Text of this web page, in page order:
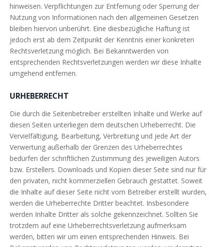
hinweisen. Verpflichtungen zur Entfernung oder Sperrung der
Nutzung von Informationen nach den allgemeinen Gesetzen
bleiben hiervon unberührt. Eine diesbezügliche Haftung ist
jedoch erst ab dem Zeitpunkt der Kenntnis einer konkreten
Rechtsverletzung möglich. Bei Bekanntwerden von
entsprechenden Rechtsverletzungen werden wir diese Inhalte
umgehend entfernen.
URHEBERRECHT
Die durch die Seitenbetreiber erstellten Inhalte und Werke auf
diesen Seiten unterliegen dem deutschen Urheberrecht. Die
Vervielfältigung, Bearbeitung, Verbreitung und jede Art der
Verwertung außerhalb der Grenzen des Urheberrechtes
bedürfen der schriftlichen Zustimmung des jeweiligen Autors
bzw. Erstellers. Downloads und Kopien dieser Seite sind nur für
den privaten, nicht kommerziellen Gebrauch gestattet. Soweit
die Inhalte auf dieser Seite nicht vom Betreiber erstellt wurden,
werden die Urheberrechte Dritter beachtet. Insbesondere
werden Inhalte Dritter als solche gekennzeichnet. Sollten Sie
trotzdem auf eine Urheberrechtsverletzung aufmerksam
werden, bitten wir um einen entsprechenden Hinweis. Bei